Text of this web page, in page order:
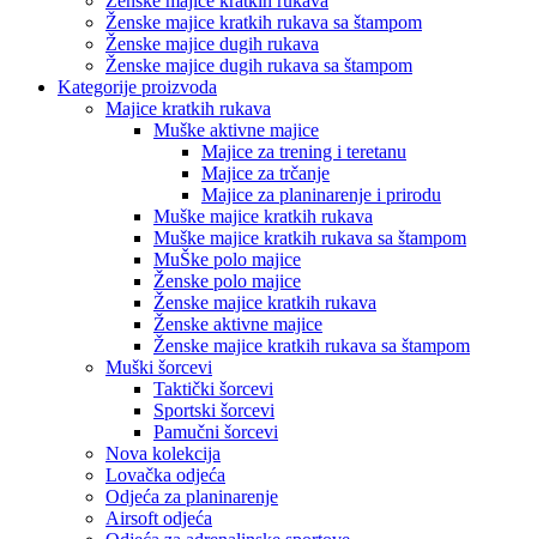
Ženske majice kratkih rukava sa štampom
Ženske majice dugih rukava
Ženske majice dugih rukava sa štampom
Kategorije proizvoda
Majice kratkih rukava
Muške aktivne majice
Majice za trening i teretanu
Majice za trčanje
Majice za planinarenje i prirodu
Muške majice kratkih rukava
Muške majice kratkih rukava sa štampom
MuŠke polo majice
Ženske polo majice
Ženske majice kratkih rukava
Ženske aktivne majice
Ženske majice kratkih rukava sa štampom
Muški šorcevi
Taktički šorcevi
Sportski šorcevi
Pamučni šorcevi
Nova kolekcija
Lovačka odjeća
Odjeća za planinarenje
Airsoft odjeća